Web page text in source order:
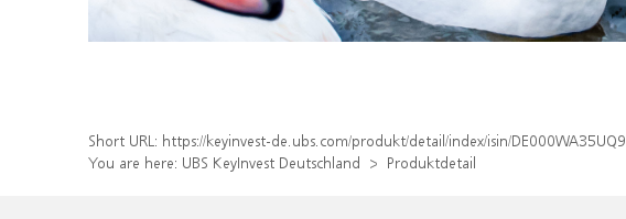
Short URL: https://keyinvest-de.ubs.com/produkt/detail/index/isin/DE000WA35UQ9
You are here: UBS KeyInvest Deutschland Produktdetail